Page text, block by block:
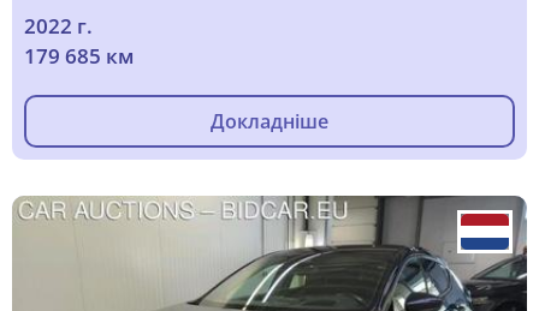
2022 г.
179 685 км
Докладніше